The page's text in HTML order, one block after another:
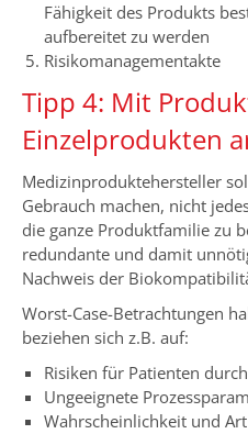
Fähigkeit des Produkts
aufbereitet zu werden
Risikomanagementakte
Tipp 4: Mit
Einzelprodukten
Medizinproduktehersteller
Gebrauch machen, nicht
die ganze Produktfamilie zu
redundante und damit
Nachweis der
Worst-Case-Betrachtungen
beziehen sich z.B. auf:
Risiken für Patienten
Ungeeignete
Wahrscheinlichkeit und